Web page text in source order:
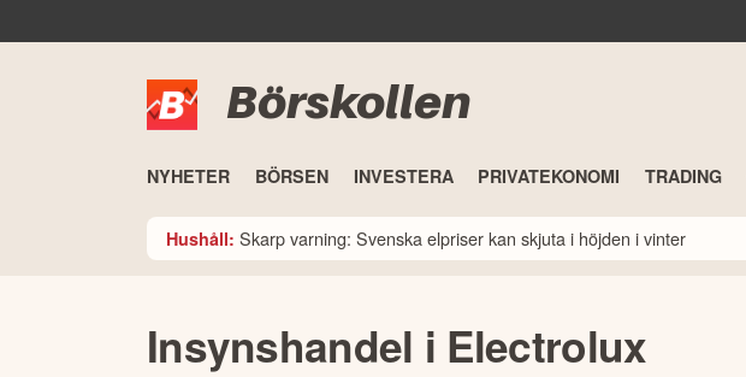
Börskollen
NYHETER BÖRSEN INVESTERA PRIVATEKONOMI TRADING
Hushåll: Skarp varning: Svenska elpriser kan skjuta i höjden i vinter
Insynshandel i Electrolux